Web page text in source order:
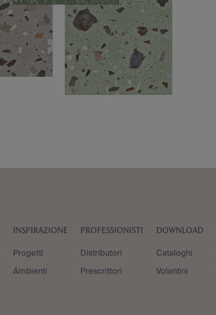
INSPIRAZIONE
Progetti
Ambienti
PROFESSIONISTI
Distributori
Prescrittori
DOWNLOAD
Cataloghi
Volantini